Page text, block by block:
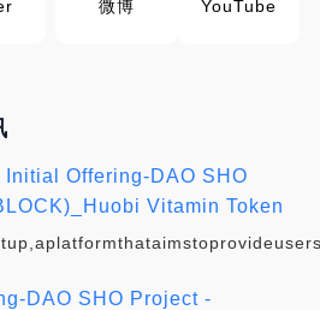
微博 YouTube
Initial Offering-DAO SHO
Vitamin Token
DAO SHO Project -